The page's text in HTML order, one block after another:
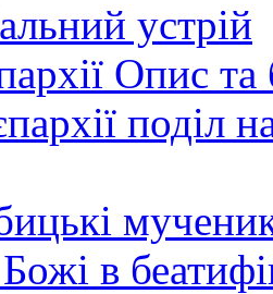
устрій
Опис та
поділ
в